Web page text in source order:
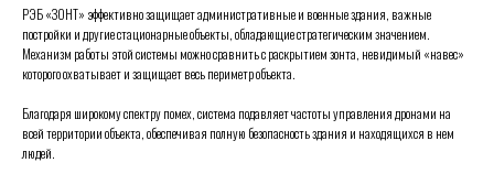
РЭБ «ЗОНТ» эффективно защищает административные и военные здания, важные
постройки и другие стационарные объекты, обладающие стратегическим значением.
Механизм работы этой системы можно сравнить с раскрытием зонта, невидимый «навес»
которого охватывает и защищает весь периметр объекта.
Благодаря широкому спектру помех, система подавляет частоты управления дронами на
всей территории объекта, обеспечивая полную безопасность здания и находящихся в нем
людей.